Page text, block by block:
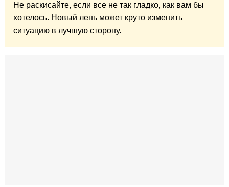
Не раскисайте, если все не так гладко, как вам бы
хотелось. Новый лень может круто изменить
ситуацию в лучшую сторону.